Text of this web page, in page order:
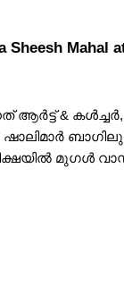
Sheesh Mahal
ആർട്ട് &
മുഗൾ